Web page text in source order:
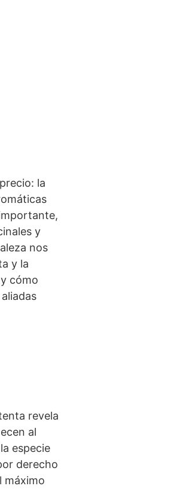
la
y
nos
y la
cómo
revela
al
especie
derecho
máximo